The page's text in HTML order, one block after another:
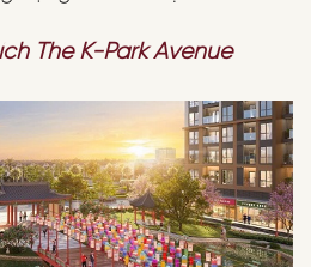
The K-Park Avenue